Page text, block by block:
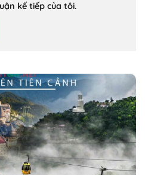
kế tiếp của tôi.